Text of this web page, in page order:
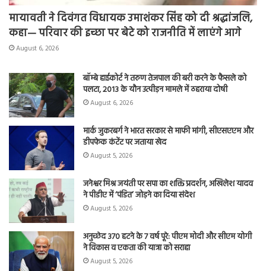
मायावती ने दिवंगत विधायक उमाशंकर सिंह को दी श्रद्धांजलि,
कहा— परिवार की इच्छा पर बेटे को राजनीति में लाएंगे आगे
August 6, 2026
बॉम्बे हाईकोर्ट ने तरुण तेजपाल की बरी करने के फैसले को
पलटा, 2013 के यौन उत्पीड़न मामले में ठहराया दोषी
August 6, 2026
मार्क जुकरबर्ग ने भारत सरकार से माफी मांगी, सीएसएएम और
डीपफेक कंटेंट पर जताया खेद
August 5, 2026
जनेश्वर मिश्र जयंती पर सपा का शक्ति प्रदर्शन, अखिलेश यादव
ने पीडीए में ‘पंडित’ जोड़ने का दिया संदेश
August 5, 2026
अनुच्छेद 370 हटने के 7 वर्ष पूरे: पीएम मोदी और सीएम योगी
ने विकास व एकता की यात्रा को सराहा
August 5, 2026